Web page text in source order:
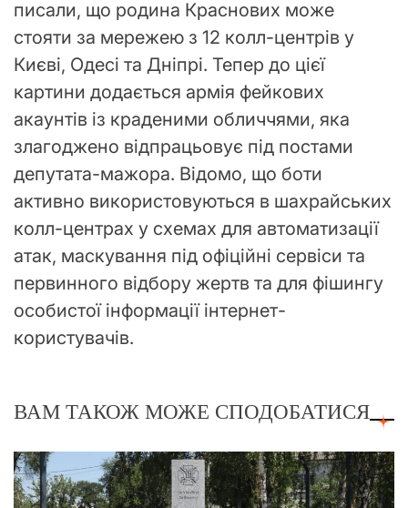
писали, що родина Краснових може
стояти за мережею з 12 колл-центрів у
Києві, Одесі та Дніпрі. Тепер до цієї
картини додається армія фейкових
акаунтів із краденими обличчями, яка
злагоджено відпрацьовує під постами
депутата-мажора. Відомо, що боти
активно використовуються в шахрайських
колл-центрах у схемах для автоматизації
атак, маскування під офіційні сервіси та
первинного відбору жертв та для фішингу
особистої інформації інтернет-
користувачів.
ВАМ ТАКОЖ МОЖЕ СПОДОБАТИСЯ